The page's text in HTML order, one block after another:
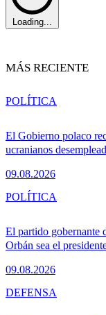
Loading...
MÁS RECIENTE
El Gobierno polaco
ucranianos
09.08.2026
POLÍTICA
El partido gobernante
Orbán sea el
09.08.2026
POLÍTICA
DEFENSA